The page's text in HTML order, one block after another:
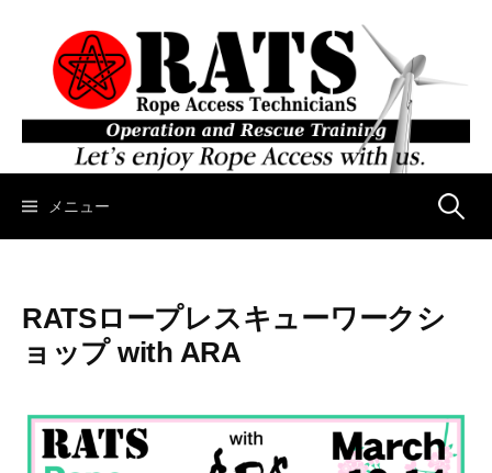
ス
メニュー 検
RATSロープレスキューワークシ
ョップ with ARA